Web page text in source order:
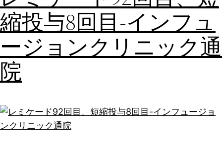
縮投与8回目-インフュ
ージョンクリニック通
院